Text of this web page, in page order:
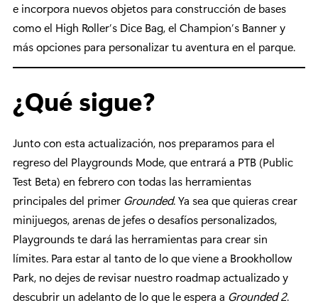
e incorpora nuevos objetos para construcción de bases
como el High Roller’s Dice Bag, el Champion’s Banner y
más opciones para personalizar tu aventura en el parque.
¿Qué sigue?
Junto con esta actualización, nos preparamos para el
regreso del Playgrounds Mode, que entrará a PTB (Public
Test Beta) en febrero con todas las herramientas
principales del primer Grounded. Ya sea que quieras crear
minijuegos, arenas de jefes o desafíos personalizados,
Playgrounds te dará las herramientas para crear sin
límites. Para estar al tanto de lo que viene a Brookhollow
Park, no dejes de revisar nuestro roadmap actualizado y
descubrir un adelanto de lo que le espera a Grounded 2.